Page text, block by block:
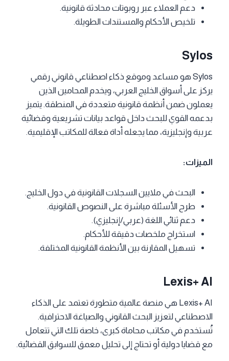
دعم العملاء عبر روبوتات محادثة قانونية.
تلخيص الأحكام والمستندات الطويلة.
Sylos
Sylos هو مساعد وموقع ذكاء اصطناعي قانوني رقمي
يركز على أسواق الخليج العربي، ويخدم المحامين الذين
يعملون ضمن أنظمة قانونية متعددة في المنطقة. يتميز
بدعمه القوي للبحث داخل قواعد بيانات تشريعية وقضائية
عربية وإنجليزية، مما يجعله أداة فعالة للمكاتب الإقليمية.
الميزات:
البحث في ملايين السجلات القانونية في دول الخليج.
طرح الأسئلة مباشرة على النصوص القانونية.
دعم ثنائي اللغة (عربي/إنجليزي).
استخراج ملخصات دقيقة للأحكام.
تسهيل المقارنة بين الأنظمة القانونية المختلفة.
Lexis+ AI
Lexis+ AI هي منصة عالمية متطورة تعتمد على الذكاء
الاصطناعي لتعزيز البحث القانوني والصياغة الاحترافية.
تُستخدم في مكاتب محاماة كبرى، خاصة تلك التي تتعامل
مع قضايا دولية أو تحتاج إلى تحليل معمق للسوابق القضائية.